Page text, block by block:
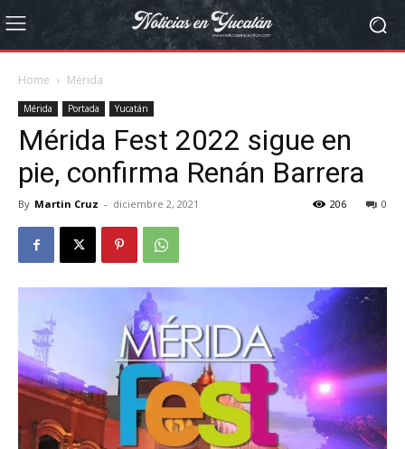
Home Mérida
Mérida Portada Yucatán
Mérida Fest 2022 sigue en
pie, confirma Renán Barrera
By Martin Cruz - diciembre 2, 2021 0
206